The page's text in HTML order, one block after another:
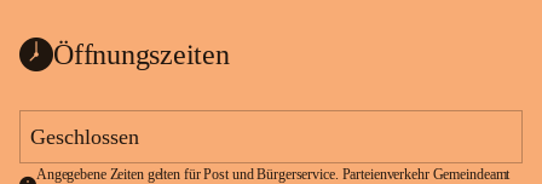
Öffnungszeiten
Geschlossen
Angegebene Zeiten gelten für Post und Bürgerservice. Parteienverkehr Gemeindeamt